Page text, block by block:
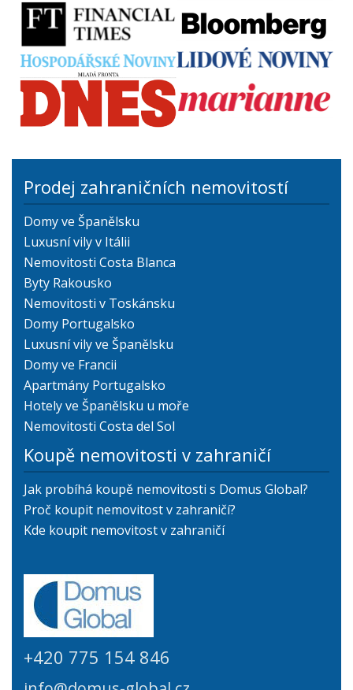
Prodej zahraničních nemovitostí
Domy ve Španělsku
Luxusní vily v Itálii
Nemovitosti Costa Blanca
Byty Rakousko
Nemovitosti v Toskánsku
Domy Portugalsko
Luxusní vily ve Španělsku
Domy ve Francii
Apartmány Portugalsko
Hotely ve Španělsku u moře
Nemovitosti Costa del Sol
Koupě nemovitosti v zahraničí
Jak probíhá koupě nemovitosti s Domus Global?
Proč koupit nemovitost v zahraničí?
Kde koupit nemovitost v zahraničí
+420 775 154 846